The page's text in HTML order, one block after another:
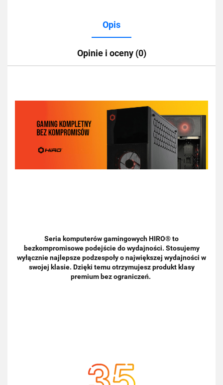
Opis
Opinie i oceny (0)
Seria komputerów gamingowych HIRO® to
bezkompromisowe podejście do wydajności. Stosujemy
wyłącznie najlepsze podzespoły o największej wydajności w
swojej klasie. Dzięki temu otrzymujesz produkt klasy
premium bez ograniczeń.